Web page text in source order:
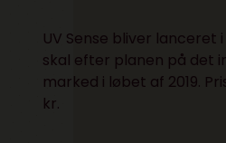
UV Sense bliver lanceret
skal efter planen på det
marked i løbet af 2019.
kr.